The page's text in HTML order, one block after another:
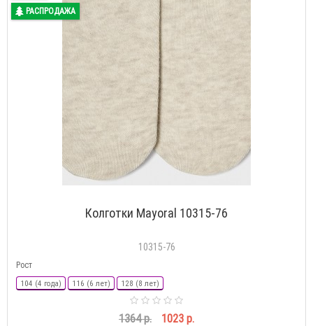
РАСПРОДАЖА
Колготки Mayoral 10315-76
10315-76
Рост
104 (4 года) 116 (6 лет) 128 (8 лет)
1364 р. 1023 р.